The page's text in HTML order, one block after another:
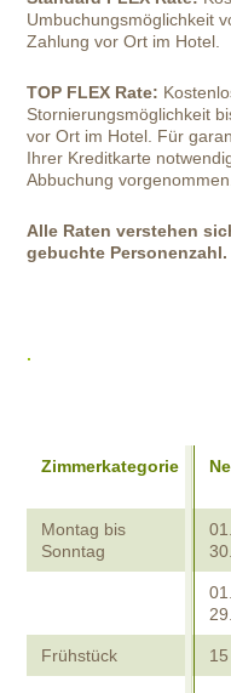
Umbuchungsmöglichkeit
Zahlung vor Ort im Hotel.
TOP FLEX Rate:
Stornierungsmöglichkeit
vor Ort im Hotel. Für
Ihrer Kreditkarte
Abbuchung vorgenommen.
Alle Raten verstehen
gebuchte Personenzahl.
.
Zimmerkategorie
Montag bis
Sonntag
Frühstück